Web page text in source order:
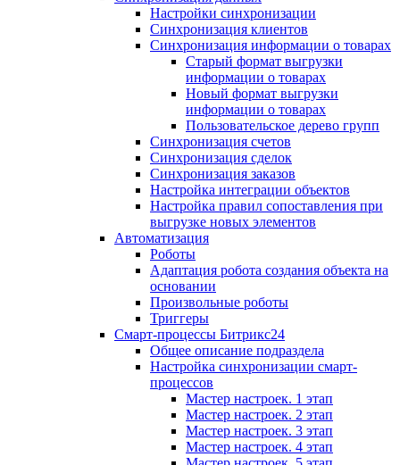
Настройки синхронизации
Синхронизация клиентов
Синхронизация информации о товарах
Старый формат выгрузки
информации о товарах
Новый формат выгрузки
информации о товарах
Пользовательское дерево групп
Синхронизация счетов
Синхронизация сделок
Синхронизация заказов
Настройка интеграции объектов
Настройка правил сопоставления при
выгрузке новых элементов
Автоматизация
Роботы
Адаптация робота создания объекта на
основании
Произвольные роботы
Триггеры
Смарт-процессы Битрикс24
Общее описание подраздела
Настройка синхронизации смарт-
процессов
Мастер настроек. 1 этап
Мастер настроек. 2 этап
Мастер настроек. 3 этап
Мастер настроек. 4 этап